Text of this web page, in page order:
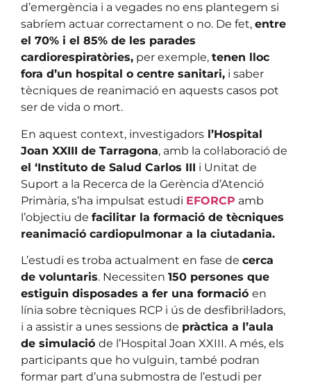
d’emergència i a vegades no ens plantegem si
sabríem actuar correctament o no. De fet, entre
el 70% i el 85% de les parades
cardiorespiratòries, per exemple, tenen lloc
fora d’un hospital o centre sanitari, i saber
tècniques de reanimació en aquests casos pot
ser de vida o mort.
En aquest context, investigadors l’Hospital
Joan XXIII de Tarragona, amb la col·laboració de
el ‘Instituto de Salud Carlos III i Unitat de
Suport a la Recerca de la Gerència d’Atenció
Primària, s’ha impulsat estudi EFORCP amb
l’objectiu de facilitar la formació de tècniques
reanimació cardiopulmonar a la ciutadania.
L’estudi es troba actualment en fase de cerca
de voluntaris. Necessiten 150 persones que
estiguin disposades a fer una formació en
línia sobre tècniques RCP i ús de desfibril·ladors,
i a assistir a unes sessions de pràctica a l’aula
de simulació de l’Hospital Joan XXIII. A més, els
participants que ho vulguin, també podran
formar part d’una submostra de l’estudi per